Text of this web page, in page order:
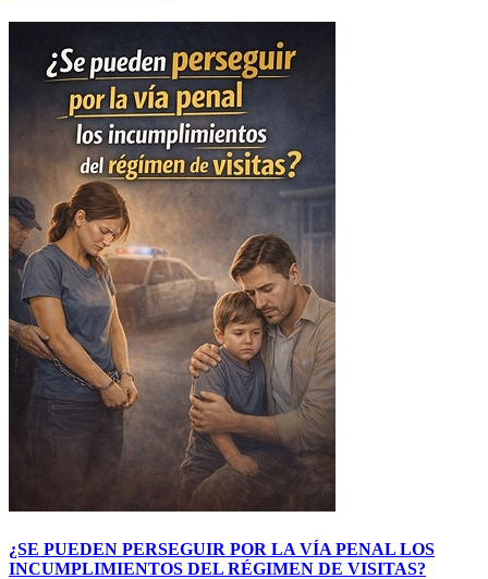
¿SE PUEDEN PERSEGUIR POR LA VÍA PENAL LOS
INCUMPLIMIENTOS DEL RÉGIMEN DE VISITAS?